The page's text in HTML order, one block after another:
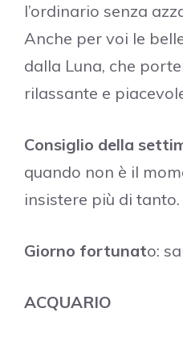
l’ordinario senza
Anche per voi le
dalla Luna, che
rilassante e
Consiglio della
quando non è il
insistere più di
Giorno fortunato:
ACQUARIO